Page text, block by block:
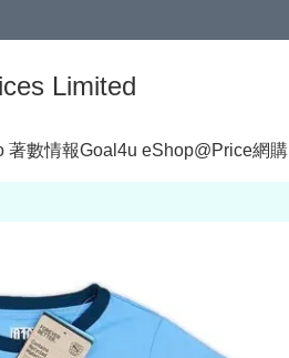
Limited
著數情報Goal4u eShop@Price網購